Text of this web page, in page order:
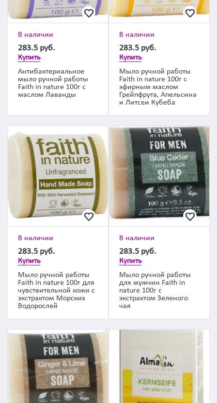
В наличии
283.5 руб.
Купить
Антибактериальное
мыло ручной работы
Faith in nature 100г с
маслом Лаванды
В наличии
283.5 руб.
Купить
Мыло ручной работы
Faith in nature 100г с
эфирным маслом
Грейпфрута, Апельсина
и Литсеи Кубеба
В наличии
283.5 руб.
Купить
Мыло ручной работы
Faith in nature 100г для
чувствительной кожи с
экстрактом Морских
Водорослей
В наличии
283.5 руб.
Купить
Мыло ручной работы
для мужчин Faith in
nature 100г с
экстрактом Зеленого
чая